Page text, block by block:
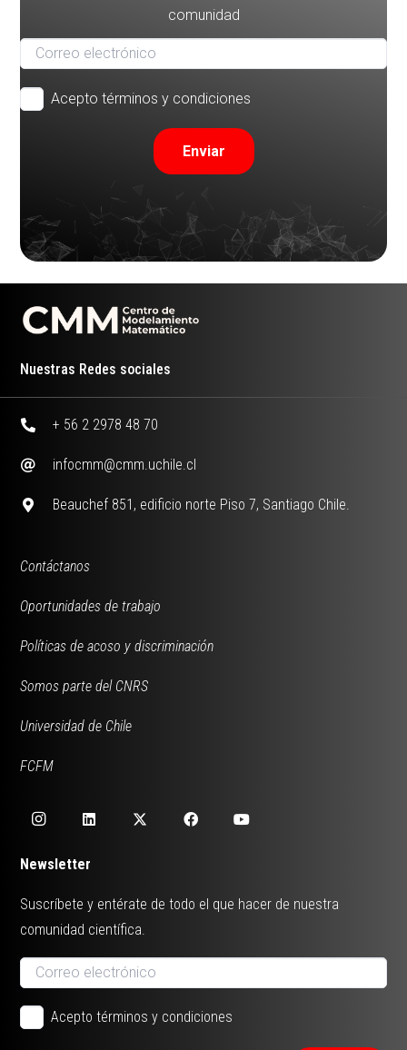
comunidad
Acepto términos y condiciones
Enviar
Nuestras Redes sociales
+ 56 2 2978 48 70
infocmm@cmm.uchile.cl
Beauchef 851, edificio norte Piso 7, Santiago Chile.
Contáctanos
Oportunidades de trabajo
Políticas de acoso y discriminación
Somos parte del CNRS
Universidad de Chile
FCFM
Newsletter
Suscríbete y entérate de todo el que hacer de nuestra
comunidad científica.
Acepto términos y condiciones